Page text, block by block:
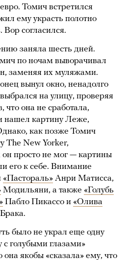
Томич встретился
ему украсть полотно
Вор согласился.
заняла шесть дней.
по ночам выворачивал
заменяя их муляжами.
вынул окно, ненадолго
на улицу, проверяя
она не сработала,
нашел картину Леже,
как позже Томич
The New Yorker,
он просто не мог — картины
его к себе. Внимание
«Пастораль» Анри Матисса,
Модильяни, а также «Голубь
Пабло Пикассо и «Олива
было не украл еще одну
голубыми глазами»
якобы «сказала» ему, что